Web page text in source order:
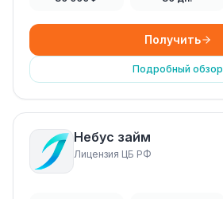
Получить
Подробный обзор
Небус займ
Лицензия ЦБ РФ